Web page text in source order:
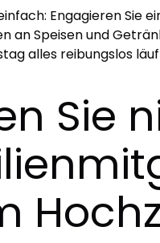
Engagieren Sie
an Speisen und
alles reibungslos
Sie